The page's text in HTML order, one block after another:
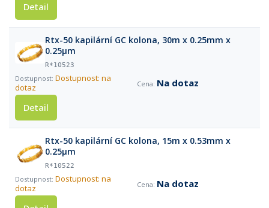
Detail
Rtx-50 kapilární GC kolona, 30m x 0.25mm x
0.25µm
R*10523
Dostupnost: na
dotaz
Na dotaz
Detail
Rtx-50 kapilární GC kolona, 15m x 0.53mm x
0.25µm
R*10522
Dostupnost: na
dotaz
Na dotaz